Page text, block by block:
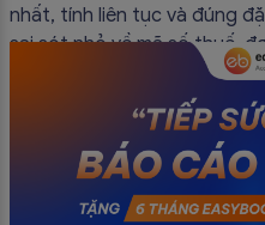
nhất, tính liên tục và đúng
sai sót nhỏ về mã số thuế,
ảnh hưởng đến quá trình
toán có thể tham khảo […]